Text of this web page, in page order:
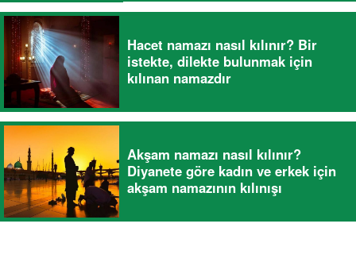
Hacet namazı nasıl kılınır? Bir
istekte, dilekte bulunmak için
kılınan namazdır
Akşam namazı nasıl kılınır?
Diyanete göre kadın ve erkek için
akşam namazının kılınışı